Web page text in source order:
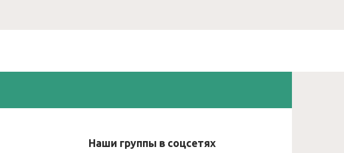
Наши группы в соцсетях